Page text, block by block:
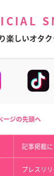
楽しいオタク
ージの先頭へ
記事掲載
プレスリ